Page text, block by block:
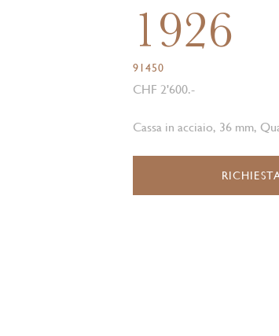
1926
91450
CHF 2'600.-
Cassa in acciaio, 36 mm,